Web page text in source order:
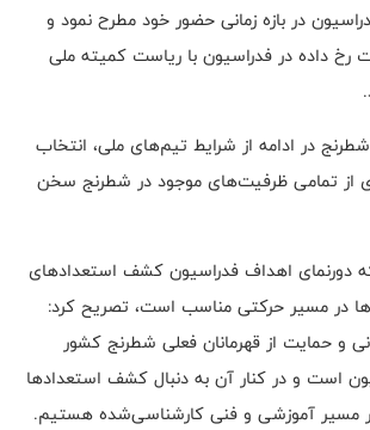
در بازه زمانی حضور خود مطرح نمود و
رخ داده در فدراسیون با ریاست کمیته ملی
در ادامه از شرایط تیم‌های ملی، انتخاب
از تمامی ظرفیت‌های موجود در شطرنج سخن
دورنمای اهداف فدراسیون کشف استعدادهای
در مسیر حرکتی مناسب است، تصریح کرد:
و حمایت از قهرمانان فعلی شطرنج کشور
است و در کنار آن به دنبال کشف استعدادها
مسیر آموزشی و فنی کارشناسی‌شده هستیم.